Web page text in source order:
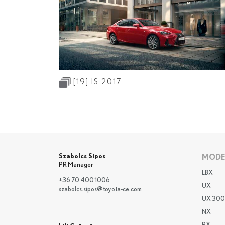
[19] IS 2017
Szabolcs Sipos
PR Manager
+36 70 400 1006
szabolcs.sipos@toyota-ce.com
LBX
UX
UX
NX